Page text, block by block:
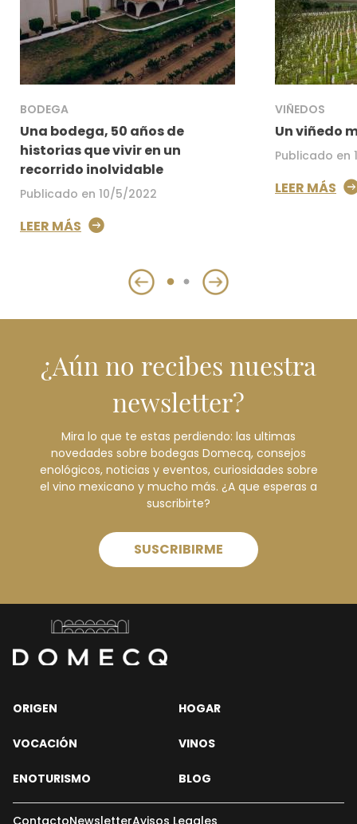
BODEGA
Una bodega, 50 años de
historias que vivir en un
recorrido inolvidable
Publicado en 10/5/2022
LEER MÁS
VIÑEDOS
Un viñedo
Publicado en
LEER MÁS
¿Aún no recibes nuestra
newsletter?
Mira lo que te estas perdiendo: las ultimas
novedades sobre bodegas Domecq, consejos
enológicos, noticias y eventos, curiosidades sobre
el vino mexicano y mucho más. ¿A que esperas a
suscribirte?
SUSCRIBIRME
ORIGEN HOGAR
VOCACIÓN VINOS
ENOTURISMO BLOG
ContactoNewsletterAvisos Legales